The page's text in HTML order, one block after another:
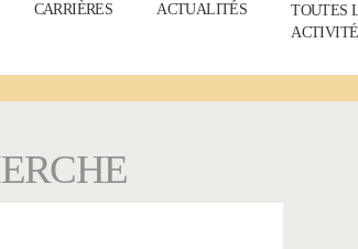
CARRIÈRES ACTUALITÉS
TOUTES